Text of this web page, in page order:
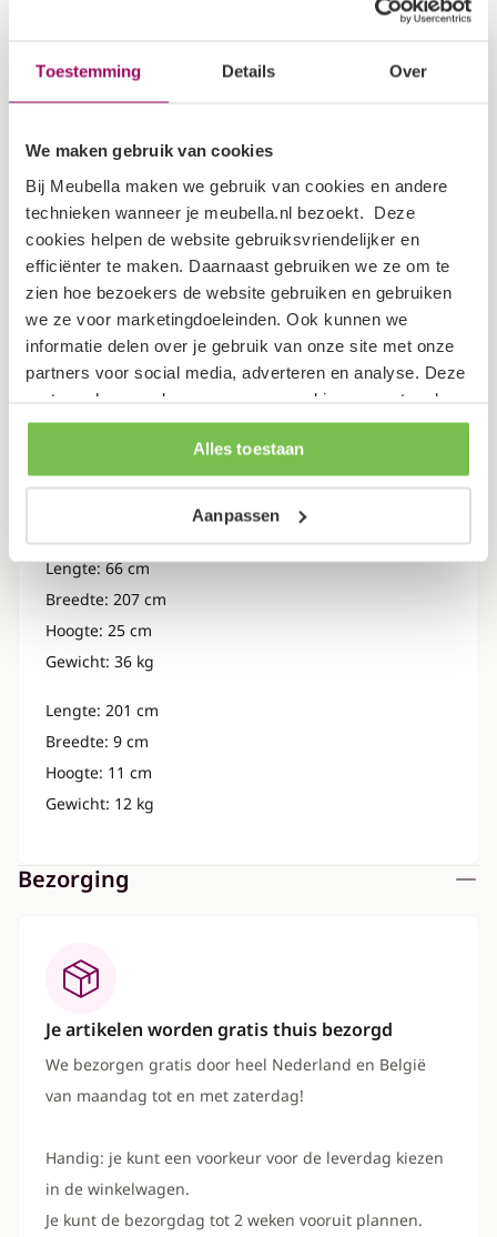
Toestemming Details Over
We maken gebruik van cookies
Bij Meubella maken we gebruik van cookies en andere
technieken wanneer je meubella.nl bezoekt. Deze
cookies helpen de website gebruiksvriendelijker en
efficiënter te maken. Daarnaast gebruiken we ze om te
zien hoe bezoekers de website gebruiken en gebruiken
we ze voor marketingdoeleinden. Ook kunnen we
informatie delen over je gebruik van onze site met onze
partners voor social media, adverteren en analyse. Deze
partners kunnen deze gegevens combineren met andere
informatie die je aan ze hebt verstrekt of die ze hebben
verzameld op basis van je gebruik van hun services.
Alles toestaan
Aanpassen
Maximaal
120kg per ligplaats
Inclusief
lattenbodem
Garantietermijn 2 jaar
Verpakking
Dit artikel bestaat uit 3 pakketten
Lengte: 100 cm
Hoogte: 17 cm
Lengte: 66 cm
Breedte: 207 cm
Hoogte: 25 cm
Gewicht: 36 kg
Lengte: 201 cm
Breedte: 9 cm
Hoogte: 11 cm
Gewicht: 12 kg
Bezorging
Je artikelen worden gratis thuis bezorgd
We bezorgen gratis door heel Nederland en België
van maandag tot en met zaterdag!
Handig: je kunt een voorkeur voor de leverdag kiezen
in de winkelwagen.
Je kunt de bezorgdag tot 2 weken vooruit plannen.